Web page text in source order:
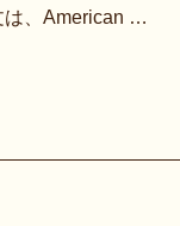
は、American …